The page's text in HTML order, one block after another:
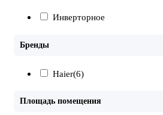
Инверторное
Бренды
Haier(6)
Площадь помещения